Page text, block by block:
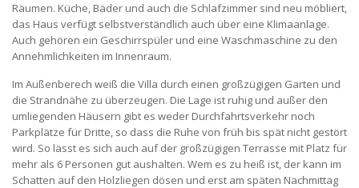
Räumen. Küche, Bäder und auch die Schlafzimmer sind neu möbliert,
das Haus verfügt selbstverständlich auch über eine Klimaanlage.
Auch gehören ein Geschirrspüler und eine Waschmaschine zu den
Annehmlichkeiten im Innenraum.
Im Außenberech weiß die Villa durch einen großzügigen Garten und
die Strandnähe zu überzeugen. Die Lage ist ruhig und außer den
umliegenden Häusern gibt es weder Durchfahrtsverkehr noch
Parkplätze für Dritte, so dass die Ruhe von früh bis spät nicht gestört
wird. So lässt es sich auch auf der großzügigen Terrasse mit Platz für
mehr als 6 Personen gut aushalten. Wem es zu heiß ist, der kann im
Schatten auf den Holzliegen dösen und erst am späten Nachmittag